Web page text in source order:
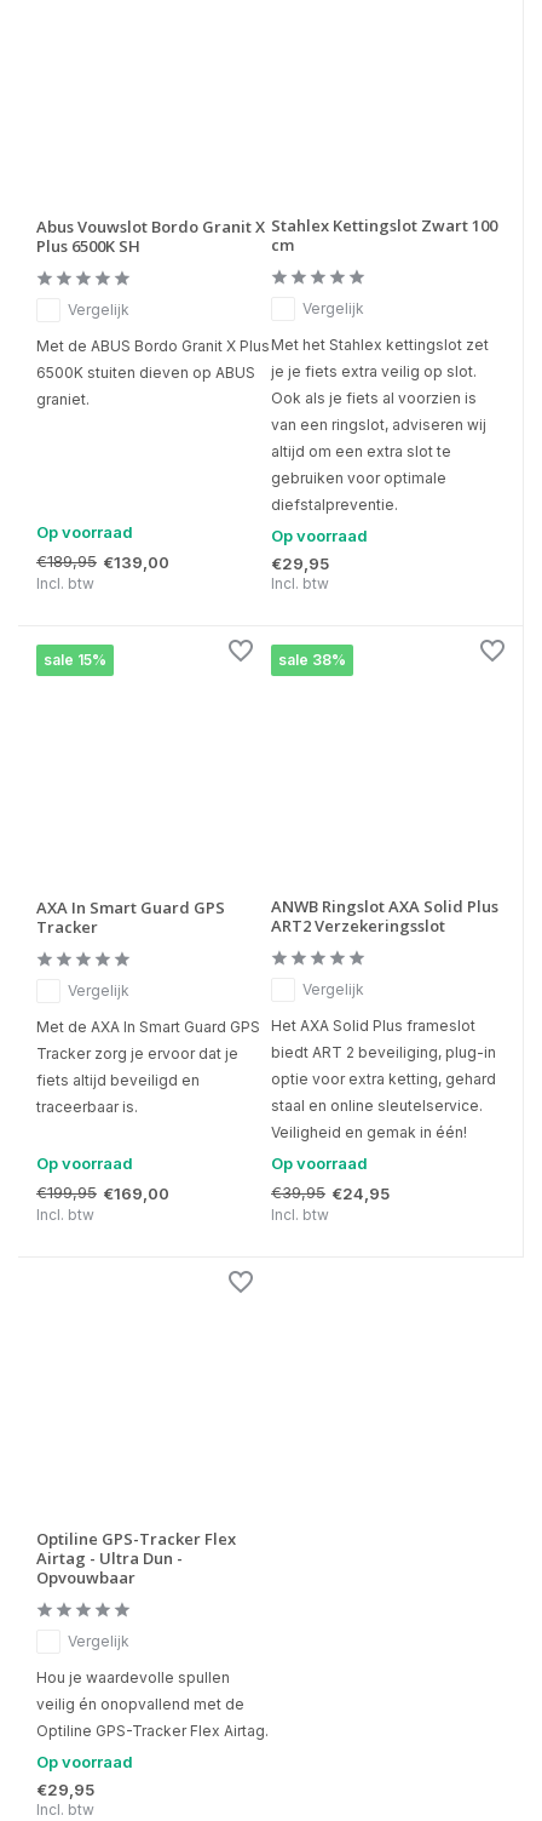
Abus Vouwslot Bordo Granit X
Plus 6500K SH
Vergelijk
Met de ABUS Bordo Granit X Plus
6500K stuiten dieven op ABUS
graniet.
Op voorraad
€189,95 €139,00
Incl. btw
Stahlex Kettingslot Zwart 100
cm
Vergelijk
Met het Stahlex kettingslot zet
je je fiets extra veilig op slot.
Ook als je fiets al voorzien is
van een ringslot, adviseren wij
altijd om een extra slot te
gebruiken voor optimale
diefstalpreventie.
Op voorraad
€29,95
Incl. btw
sale 15%
AXA In Smart Guard GPS
Tracker
Vergelijk
Met de AXA In Smart Guard GPS
Tracker zorg je ervoor dat je
fiets altijd beveiligd en
traceerbaar is.
Op voorraad
€199,95 €169,00
Incl. btw
sale 38%
ANWB Ringslot AXA Solid Plus
ART2 Verzekeringsslot
Vergelijk
Het AXA Solid Plus frameslot
biedt ART 2 beveiliging, plug-in
optie voor extra ketting, gehard
staal en online sleutelservice.
Veiligheid en gemak in één!
Op voorraad
€39,95 €24,95
Incl. btw
Optiline GPS-Tracker Flex
Airtag - Ultra Dun -
Opvouwbaar
Vergelijk
Hou je waardevolle spullen
veilig én onopvallend met de
Optiline GPS-Tracker Flex Airtag.
Op voorraad
€29,95
Incl. btw